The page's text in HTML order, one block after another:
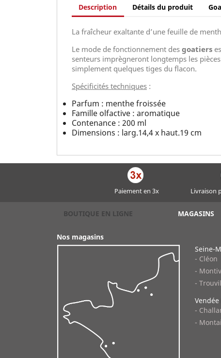
Description Détails du produit Goa
La fraîcheur exaltante d’une feuille de
Le mode de fonctionnement des goatiers
senteurs imprègneront longtemps les
simplement quelques tiges du flacon.
Spécificités techniques :
Parfum : menthe froissée
Famille olfactive : aromatique
Contenance : 200 ml
Dimensions : larg.14,4 x haut.19 cm
Paiement en 3x Livraison
BOUTIQUE EN LIGNE MAGASINS
Nos magasins
Seine-
- Cléon
-
-
Vendée
-
-